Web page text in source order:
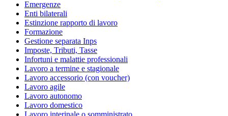
Emergenze
Enti bilaterali
Estinzione rapporto di lavoro
Formazione
Gestione separata Inps
Imposte, Tributi, Tasse
Infortuni e malattie professionali
Lavoro a termine e stagionale
Lavoro accessorio (con voucher)
Lavoro agile
Lavoro autonomo
Lavoro domestico
Lavoro interinale o somministrato